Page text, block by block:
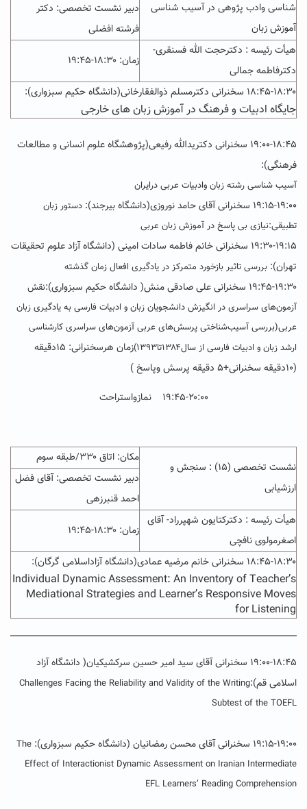
شناسی وادب پژوهی در آسیب شناسی
آموزش زبان
دبیر نشست تخصصی: دکتر
فرشته افضلی
هیأت رئیسه : دکترحجت الله فسنقری-
دکترفاطمه جمالی
زمان:
۱۸:۴۵-۱۸:۳۰ سخنرانی دکترمسلم ذوالفقارخانی(دانشگاه حکیم سبزواری):
جایگاه ادبیات و فرهنگ در آموزش زبان های خارجی
۱۹:۰۰-۱۸:۴۵ سخنرانی دکتریدالله رفیعی(
پژوهشگاه علوم انسانی و مطالعات
فرهنگی):
آسیب شناسی رشته زبان وادبیات عربی درایران
۱۹:۱۵-۱۹:۰۰ سخنرانی آقای حامد نوروزی( دانشگاه بیرجند): دستور زبان
تطبیقی:نیازی بی پاسخ در آموزش زبان عربی
۱۹:۳۰-۱۹:۱۵ سخنرانی خانم فاطمه سادات امینی (دانشگاه آزاد علوم تحقیقات
تهران): بررسی تاثیر بازخورد متمرکز در یادگیری افعال زمان گذشته
۱۹:۴۵-۱۹:۳۰ سخنرانی علی صادقی منش( دانشگاه حکیم سبزواری):نقش
آزمون‌های سراسری در انگیزش دانشجویان زبان و ادبیات فارسی به یادگیری زبان
عربی(بررسی آسیب‌شناختی پرسش‌های عربی آزمون‌های سراسری کارشناسی
ارشد زبان و ادبیات فارسی از سال۱۳۸۴تا۱۳۹۳)
زمان هرسخنرانی: ۱۵دقیقه
(۱۰دقیقه سخنرانی+۵ دقیقه پرسش وپاسخ )
۱۹:۴۵-۲۰:۰۰ نمازواستراحت
نشست تخصصی (۱۵) : سنجش و
ارزشیابی
مکان: اتاق ۳۳۰/طبقه سوم
دبیر نشست تخصصی: آقای فضل
احمد قنبرزهی
هیأت رئیسه : دکترکتایون شهپرراد- آقای
اصغرمولوی نافچی
زمان:
۱۸:۴۵-۱۸:۳۰ سخنرانی خانم مرضیه عمادی(دانشگاه آزاداسلامی گرگان):
Individual Dynamic Assessment: An Inventory of Teacher’s
Mediational Strategies and Learner’s Responsive Moves
for Listening
۱۹:۰۰-۱۸:۴۵ سخنرانی
آقای سید امیر حسین سرکشیکیان( دانشگاه آزاد
اسلامی قم):Challenges Facing the Reliability and Validity of the Writing
Subtest of the TOEFL
۱۹:۱۵-۱۹:۰۰ سخنرانی آقای محسن رمضانیان (دانشگاه حکیم سبزواری):
The
Effect of Interactionist Dynamic Assessment on Iranian Intermediate
EFL Learners’ Reading Comprehension